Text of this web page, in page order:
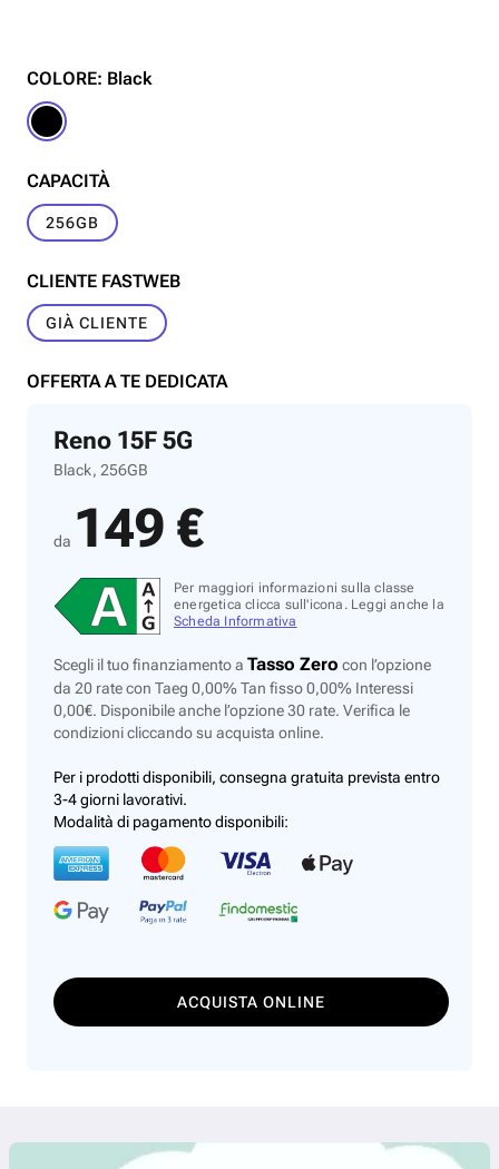
COLORE: Black
CAPACITÀ
256GB
CLIENTE FASTWEB
GIÀ CLIENTE
OFFERTA A TE DEDICATA
Reno 15F 5G
Black, 256GB
da 149 €
Per maggiori informazioni sulla classe
energetica clicca sull'icona. Leggi anche la
Scheda Informativa
Scegli il tuo finanziamento a Tasso Zero con l’opzione
da 20 rate con Taeg 0,00% Tan fisso 0,00% Interessi
0,00€. Disponibile anche l’opzione 30 rate. Verifica le
condizioni cliccando su acquista online.
Per i prodotti disponibili, consegna gratuita prevista entro
3-4 giorni lavorativi.
Modalità di pagamento disponibili:
ACQUISTA ONLINE